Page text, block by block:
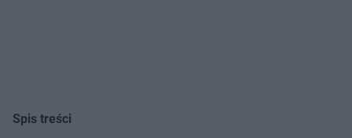
Spis treści